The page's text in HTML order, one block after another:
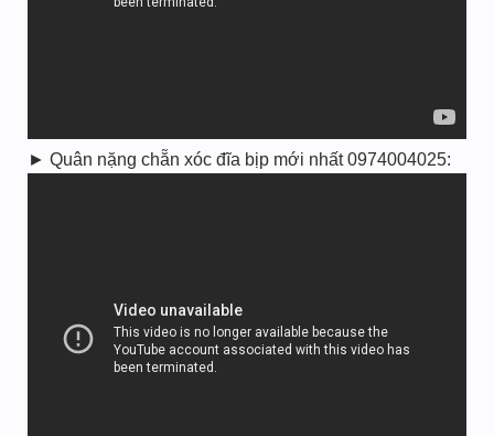
► Quân nặng chẵn xóc đĩa bịp mới nhất 0974004025: